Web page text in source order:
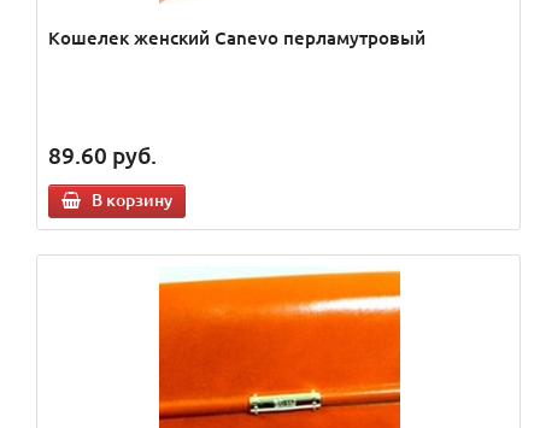
Кошелек женский Canevo перламутровый
89.60 руб.
В корзину